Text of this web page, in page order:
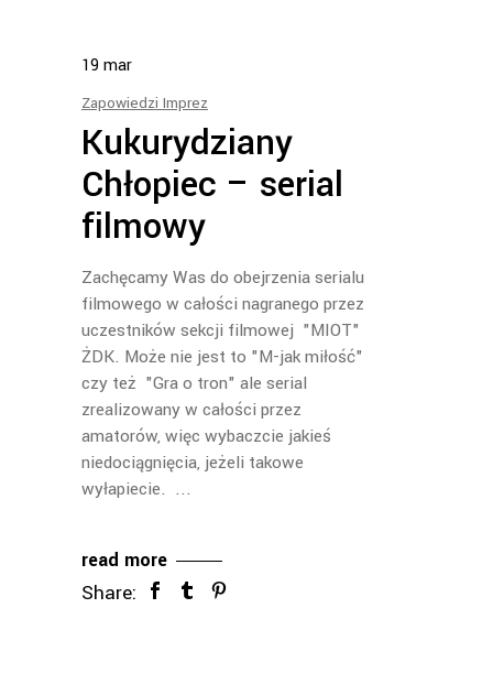
19mar
Zapowiedzi Imprez
Kukurydziany
Chłopiec – serial
filmowy
Zachęcamy Was do obejrzenia serialu
filmowego w całości nagranego przez
uczestników sekcji filmowej "MIOT"
ŻDK. Może nie jest to "M-jak miłość"
czy też "Gra o tron" ale serial
zrealizowany w całości przez
amatorów, więc wybaczcie jakieś
niedociągnięcia, jeżeli takowe
wyłapiecie.
read more
Share: